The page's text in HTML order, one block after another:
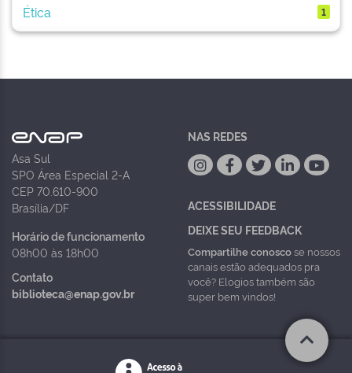
Ética
1
Asa Sul
SPO Área Especial 2-A
CEP 70.610-900
Brasília/DF
Horário de funcionamento
08h00 às 18h00
Contato
biblioteca@enap.gov.br
NAS REDES
ACESSIBILIDADE
DEIXE SEU FEEDBACK
Compartilhe conoscose nossos
canais estão adequados pra
você? Elogios também são
super bem vindos!